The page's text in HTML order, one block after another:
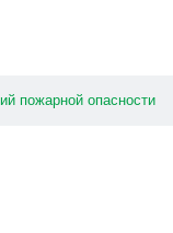
пожарной опасности